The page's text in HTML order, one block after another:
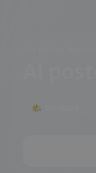
🌤 Terrazza